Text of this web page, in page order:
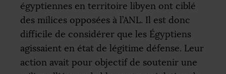
égyptiennes en territoire libyen ont ciblé
des milices opposées à l’ANL. Il est donc
difficile de considérer que les Égyptiens
agissaient en état de légitime défense. Leur
action avait pour objectif de soutenir une